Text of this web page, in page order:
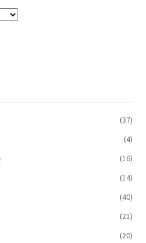
(37)
(4)
(16)
(14)
(40)
(21)
(20)